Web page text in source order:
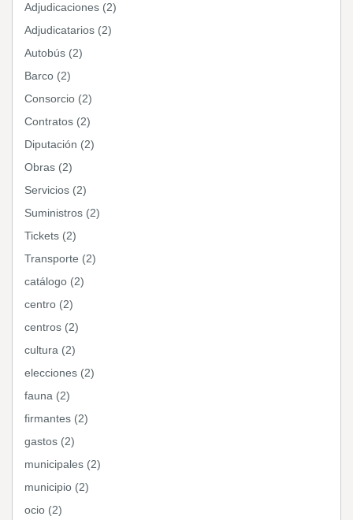
Adjudicaciones (2)
Adjudicatarios (2)
Autobús (2)
Barco (2)
Consorcio (2)
Contratos (2)
Diputación (2)
Obras (2)
Servicios (2)
Suministros (2)
Tickets (2)
Transporte (2)
catálogo (2)
centro (2)
centros (2)
cultura (2)
elecciones (2)
fauna (2)
firmantes (2)
gastos (2)
municipales (2)
municipio (2)
ocio (2)